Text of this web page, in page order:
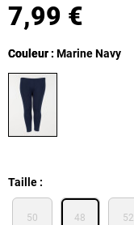
7,99 €
Couleur
Couleur : Marine Navy
Taille
50 48 52